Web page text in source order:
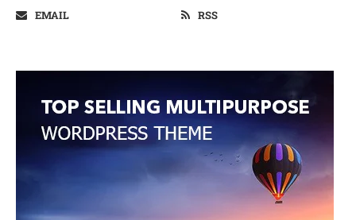
EMAIL
RSS